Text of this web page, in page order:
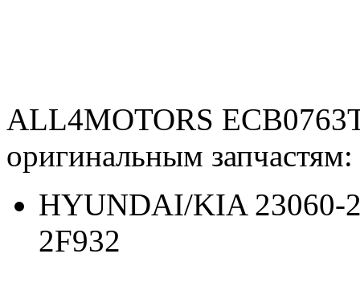
ALL4MOTORS
оригинальным запчастям:
HYUNDAI/KIA 23060-
2F932